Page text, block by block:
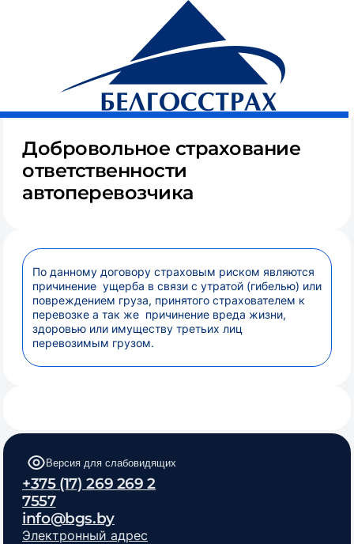
Белгосстрах, страховая компания
Бизнесу
Добровольное страхование
ответственности
автоперевозчика
По данному договору страховым риском являются
причинение ущерба в связи с утратой (гибелью) или
повреждением груза, принятого страхователем к
перевозке а так же причинение вреда жизни,
здоровью или имуществу третьих лиц
перевозимым грузом.
Версия для слабовидящих
+375 (17) 269 269 2
7557
info@bgs.by
Электронный адрес